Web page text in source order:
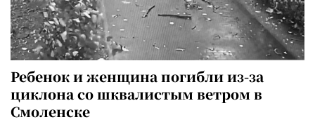
Ребенок и женщина погибли из-за
циклона со шквалистым ветром в
Смоленске